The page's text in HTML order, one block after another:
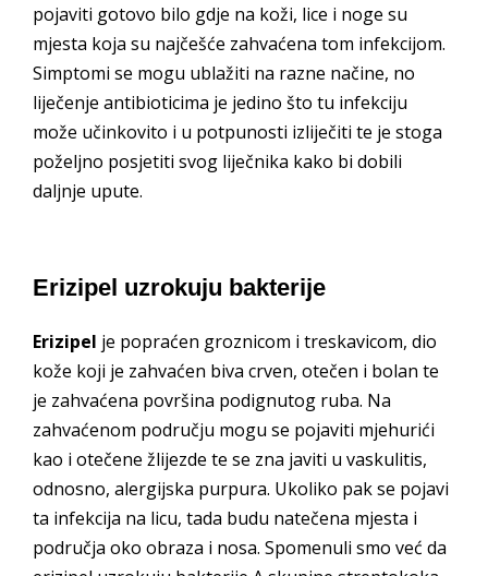
pojaviti gotovo bilo gdje na koži, lice i noge su
mjesta koja su najčešće zahvaćena tom infekcijom.
Simptomi se mogu ublažiti na razne načine, no
liječenje antibioticima je jedino što tu infekciju
može učinkovito i u potpunosti izliječiti te je stoga
poželjno posjetiti svog liječnika kako bi dobili
daljnje upute.
Erizipel uzrokuju bakterije
Erizipel je popraćen groznicom i treskavicom, dio
kože koji je zahvaćen biva crven, otečen i bolan te
je zahvaćena površina podignutog ruba. Na
zahvaćenom području mogu se pojaviti mjehurići
kao i otečene žlijezde te se zna javiti u vaskulitis,
odnosno, alergijska purpura. Ukoliko pak se pojavi
ta infekcija na licu, tada budu natečena mjesta i
područja oko obraza i nosa. Spomenuli smo već da